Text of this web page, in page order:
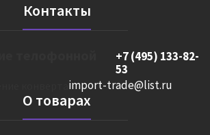
Контакты
+7 (495) 133-82-
53
import-trade@list.ru
О товарах